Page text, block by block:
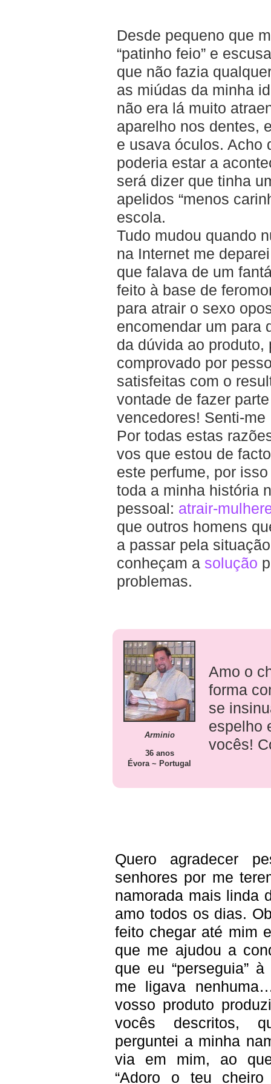
Desde pequeno que
“patinho feio” e
que não fazia
as miúdas da minha
não era lá muito
aparelho nos dentes,
e usava óculos. Acho
poderia estar a
será dizer que tinha
apelidos “menos
escola.
Tudo mudou quando
na Internet me
que falava de um
feito à base de
para atrair o sexo
encomendar um para
da dúvida ao produto,
comprovado por
satisfeitas com o
vontade de fazer
vencedores! Senti-me
Por todas estas
vos que estou de
este perfume, por
toda a minha história
pessoal: atrair-
que outros homens
a passar pela
conheçam a solução
problemas.
Arminio
36 anos
Évora ~ Portugal
Amo o
forma
se
espelho
vocês!
Quero agradecer
senhores por me
namorada mais linda
amo todos os dias.
feito chegar até mim
que me ajudou a
que eu “perseguia”
me ligava
vosso produto
vocês descritos,
perguntei a minha
via em mim, ao
“Adoro o teu